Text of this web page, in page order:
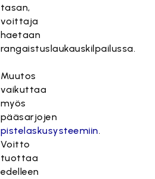
tasan,
voittaja
haetaan
rangaistuslaukauskilpailussa.
Muutos
vaikuttaa
myös
pääsarjojen
pistelaskusysteemiin.
Voitto
tuottaa
edelleen